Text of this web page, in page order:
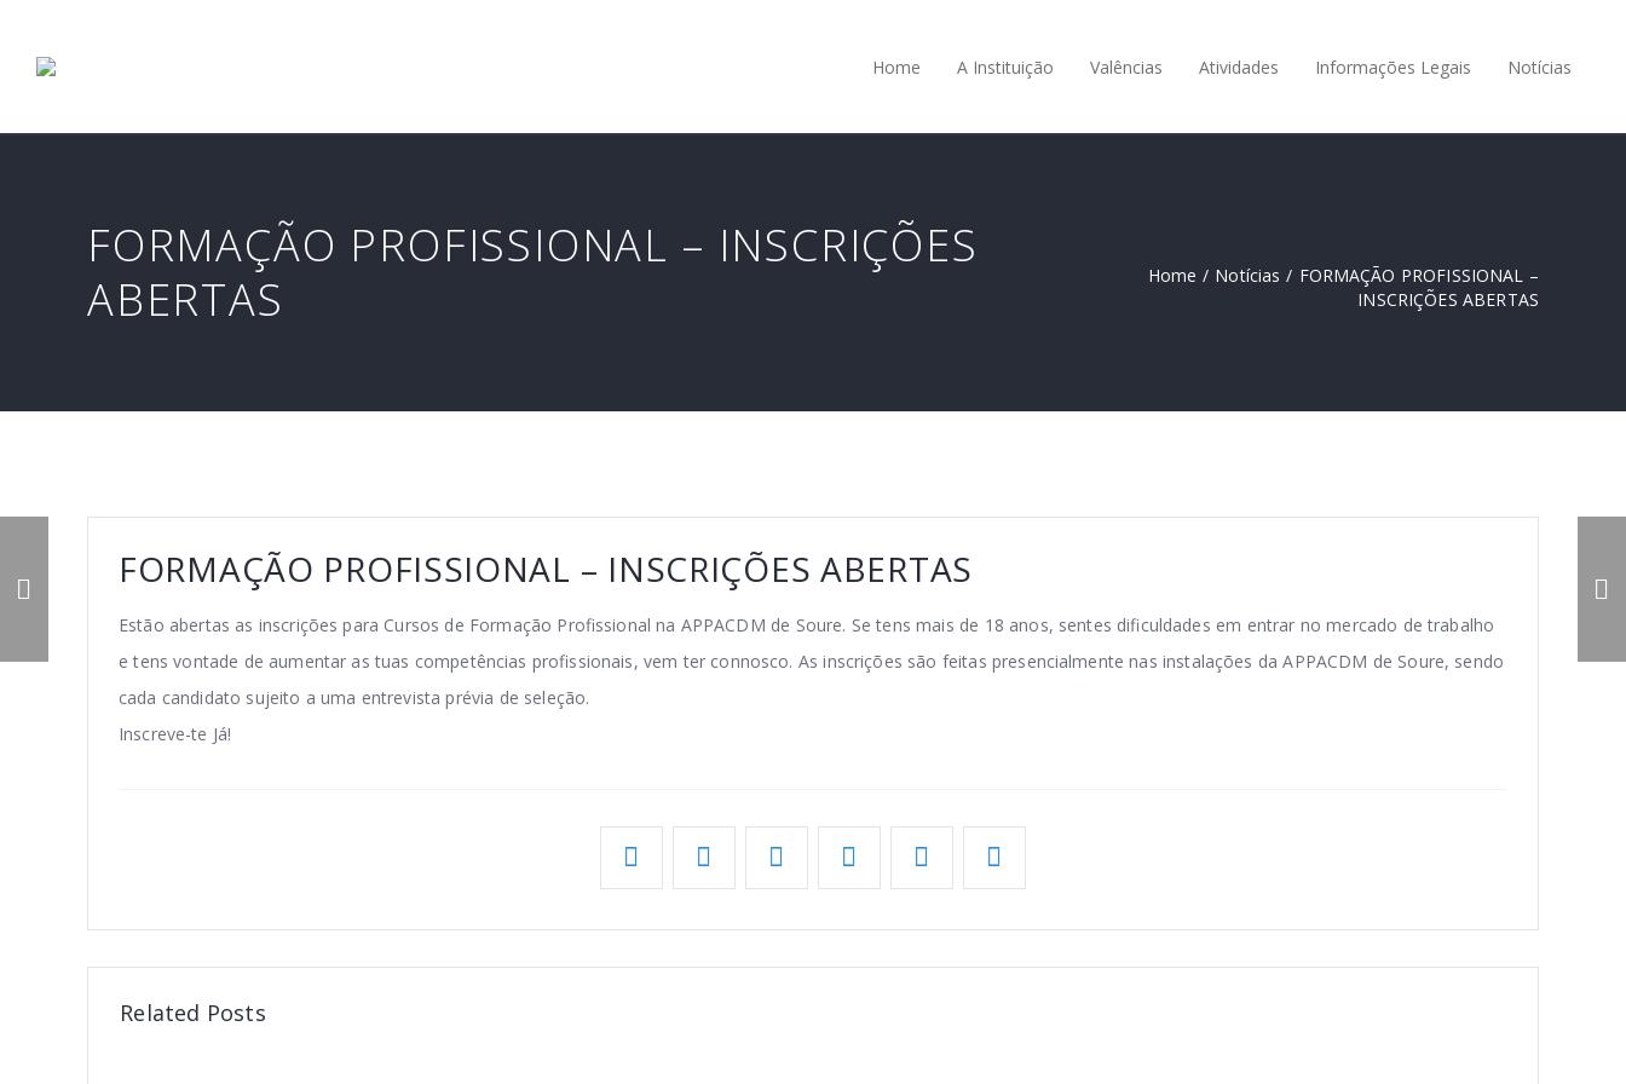
Home A Instituição Valências Atividades Informações Legais Notícias
FORMAÇÃO PROFISSIONAL – INSCRIÇÕES
ABERTAS
Home / Notícias / FORMAÇÃO PROFISSIONAL –
INSCRIÇÕES ABERTAS
Oferta de Emprego -
Fisioterapeuta
FORMAÇÃO PROFISSIONAL – INSCRIÇÕES ABERTAS
Estão abertas as inscrições para Cursos de Formação Profissional na APPACDM de Soure. Se tens mais de 18 anos, sentes dificuldades em entrar no mercado de trabalho
e tens vontade de aumentar as tuas competências profissionais, vem ter connosco. As inscrições são feitas presencialmente nas instalações da APPACDM de Soure, sendo
cada candidato sujeito a uma entrevista prévia de seleção.
Inscreve-te Já!
Related Posts